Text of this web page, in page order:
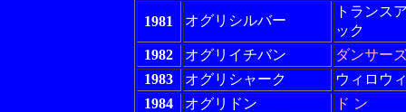
1981 オグリシルバー
トランス
ック
1982
オグリイチバン
ダンサー
1983
オグリシャーク
ウィロウ
1984
オグリドン
ド ン